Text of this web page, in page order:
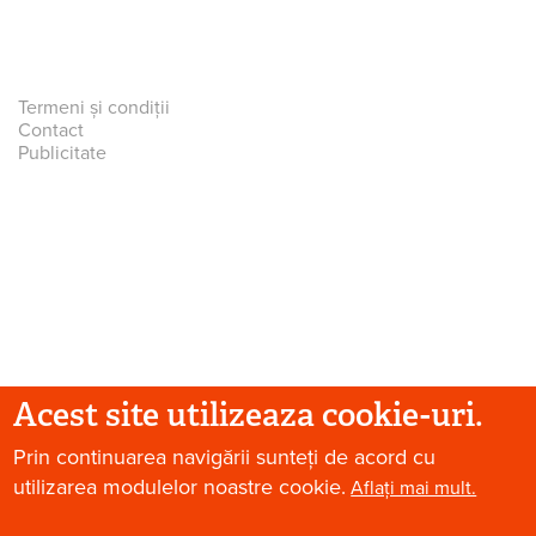
Termeni și condiții
Contact
Publicitate
© 2026 Paradis Verde. Toate drepturile rezervate.
Acest site utilizeaza cookie-uri.
Prin continuarea navigării sunteți de acord cu
utilizarea modulelor noastre cookie. Aflați mai mult.